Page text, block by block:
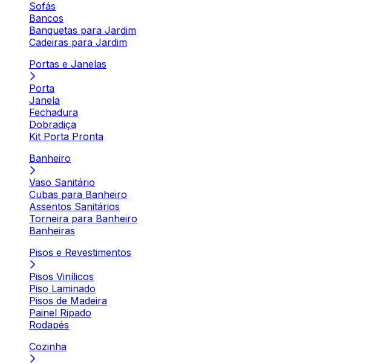
Sofás
Bancos
Banquetas para Jardim
Cadeiras para Jardim
Portas e Janelas
Porta
Janela
Fechadura
Dobradiça
Kit Porta Pronta
Banheiro
Vaso Sanitário
Cubas para Banheiro
Assentos Sanitários
Torneira para Banheiro
Banheiras
Pisos e Revestimentos
Pisos Vinílicos
Piso Laminado
Pisos de Madeira
Painel Ripado
Rodapés
Cozinha